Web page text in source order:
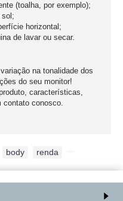
(toalha, por exemplo);
sol;
horizontal;
de lavar ou secar.
na tonalidade dos
do seu monitor!
características,
contato conosco.
body renda